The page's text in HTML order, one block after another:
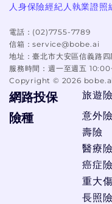
人身保險經紀人執業證
電話： (02)7755-7789
信箱：service@bobe.ai
地址：臺北市大安區信義路
服務時間： 週一至週五
Copyright © 2026
網路投保 旅遊險
險種
意外險
壽險
醫療險
癌症險
重大
長照險